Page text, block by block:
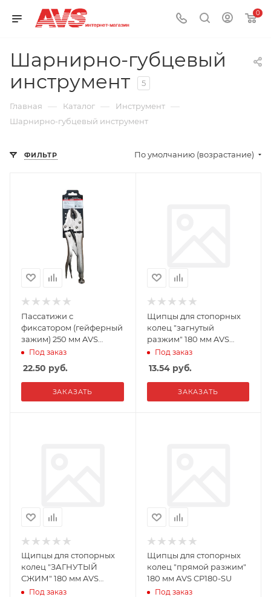
0
Шарнирно-губцевый
инструмент
5
Главная — Каталог — Инструмент —
Шарнирно-губцевый инструмент
ФИЛЬТР По умолчанию (возрастание)
Пассатижи с
фиксатором (гейферный
зажим) 250 мм AVS
PSTF250
Под заказ
22.50 руб.
ЗАКАЗАТЬ
Щипцы для стопорных
колец "загнутый
разжим" 180 мм AVS
CP180-CU
Под заказ
13.54руб.
ЗАКАЗАТЬ
Щипцы для стопорных
колец "ЗАГНУТЫЙ
СЖИМ" 180 мм AVS
CP180-CC
Под заказ
Щипцы для стопорных
колец "прямой разжим"
180 мм AVS CP180-SU
Под заказ